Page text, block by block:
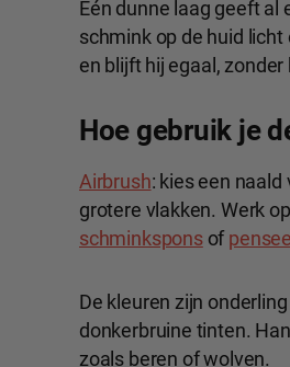
Eén dunne laag geeft al
schmink op de huid
en blijft hij egaal,
Hoe gebruik je
Airbrush: kies een
grotere vlakken. Werk
schminksponsof
De kleuren zijn
donkerbruine tinten.
zoals beren of wolven.